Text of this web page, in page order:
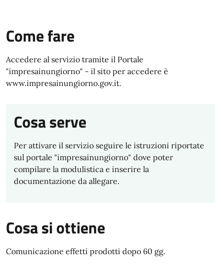
Come fare
Accedere al servizio tramite il Portale
"impresainungiorno" - il sito per accedere è
www.impresainungiorno.gov.it.
Cosa serve
Per attivare il servizio seguire le istruzioni riportate
sul portale "impresainungiorno" dove poter
compilare la modulistica e inserire la
documentazione da allegare.
Cosa si ottiene
Comunicazione effetti prodotti dopo 60 gg.